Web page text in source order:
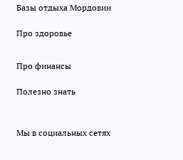
Базы отдыха Мордовии
Про здоровье
Про финансы
Полезно знать
Мы в социальных сетях